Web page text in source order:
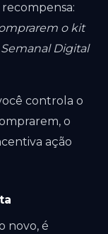
o kit
Digital
controla o
o
ação
novo, é